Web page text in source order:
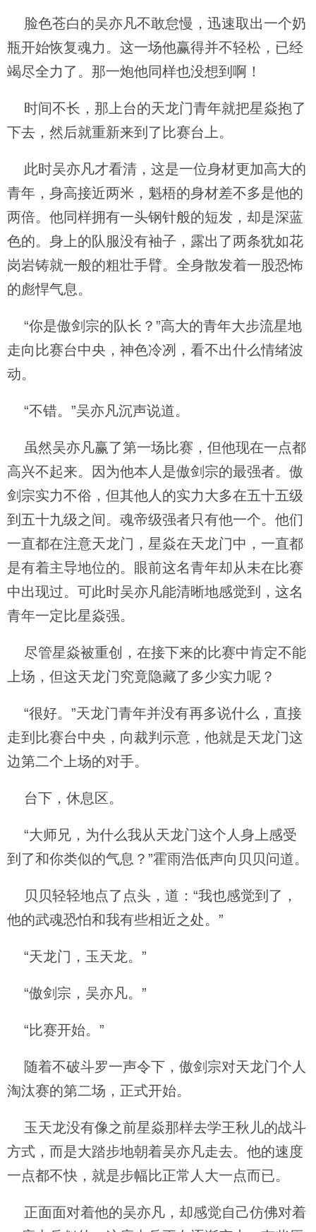
脸色苍白的吴亦凡不敢怠慢，迅速取出一个奶
瓶开始恢复魂力。这一场他赢得并不轻松，已经
竭尽全力了。那一炮他同样也没想到啊！
时间不长，那上台的天龙门青年就把星焱抱了
下去，然后就重新来到了比赛台上。
此时吴亦凡才看清，这是一位身材更加高大的
青年，身高接近两米，魁梧的身材差不多是他的
两倍。他同样拥有一头钢针般的短发，却是深蓝
色的。身上的队服没有袖子，露出了两条犹如花
岗岩铸就一般的粗壮手臂。全身散发着一股恐怖
的彪悍气息。
“你是傲剑宗的队长？”高大的青年大步流星地
走向比赛台中央，神色冷冽，看不出什么情绪波
动。
“不错。”吴亦凡沉声说道。
虽然吴亦凡赢了第一场比赛，但他现在一点都
高兴不起来。因为他本人是傲剑宗的最强者。傲
剑宗实力不俗，但其他人的实力大多在五十五级
到五十九级之间。魂帝级强者只有他一个。他们
一直都在注意天龙门，星焱在天龙门中，一直都
是有着主导地位的。眼前这名青年却从未在比赛
中出现过。可此时吴亦凡能清晰地感觉到，这名
青年一定比星焱强。
尽管星焱被重创，在接下来的比赛中肯定不能
上场，但这天龙门究竟隐藏了多少实力呢？
“很好。”天龙门青年并没有再多说什么，直接
走到比赛台中央，向裁判示意，他就是天龙门这
边第二个上场的对手。
台下，休息区。
“大师兄，为什么我从天龙门这个人身上感受
到了和你类似的气息？”霍雨浩低声向贝贝问道。
贝贝轻轻地点了点头，道：“我也感觉到了，
他的武魂恐怕和我有些相近之处。”
“天龙门，玉天龙。”
“傲剑宗，吴亦凡。”
“比赛开始。”
随着不破斗罗一声令下，傲剑宗对天龙门个人
淘汰赛的第二场，正式开始。
玉天龙没有像之前星焱那样去学王秋儿的战斗
方式，而是大踏步地朝着吴亦凡走去。他的速度
一点都不快，就是步幅比正常人大一点而已。
正面面对着他的吴亦凡，却感觉自己仿佛对着